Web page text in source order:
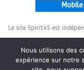
Mobile
Le site Spirit45 est
Nous utilisons des
expérience sur notre